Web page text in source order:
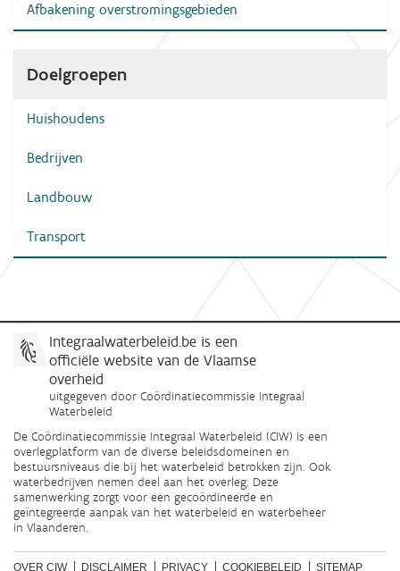
Afbakening overstromingsgebieden
Doelgroepen
Huishoudens
Bedrijven
Landbouw
Transport
Integraalwaterbeleid.be is een
officiële website van de Vlaamse
overheid
uitgegeven door Coördinatiecommissie Integraal
Waterbeleid
De Coördinatiecommissie Integraal Waterbeleid (CIW) is een
overlegplatform van de diverse beleidsdomeinen en
bestuursniveaus die bij het waterbeleid betrokken zijn. Ook
waterbedrijven nemen deel aan het overleg. Deze
samenwerking zorgt voor een gecoördineerde en
geïntegreerde aanpak van het waterbeleid en waterbeheer
in Vlaanderen.
OVER CIW DISCLAIMER PRIVACY COOKIEBELEID SITEMAP